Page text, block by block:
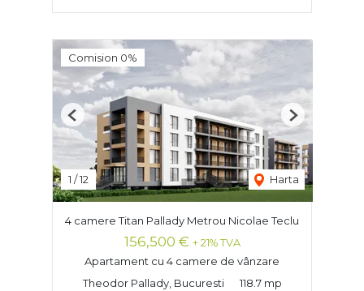
Comision 0%
1 /12 Harta
Previous Next
4 camere Titan Pallady Metrou Nicolae Teclu
156,500 € + 21% TVA
Apartament cu 4 camere de vânzare
Theodor Pallady, Bucuresti
118.7 mp